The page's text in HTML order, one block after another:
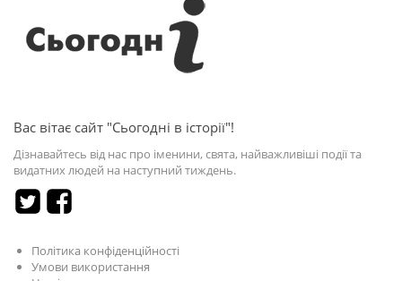
Вас вітає сайт "Сьогодні в історії"!
Дізнавайтесь від нас про іменини, свята, найважливіші події та
видатних людей на наступний тиждень.
Політика конфіденційності
Умови використання